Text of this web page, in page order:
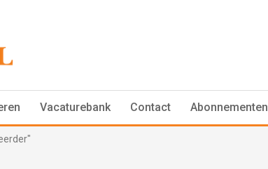
Vacaturebank Contact Abonnementen